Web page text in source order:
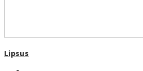
Lipsus